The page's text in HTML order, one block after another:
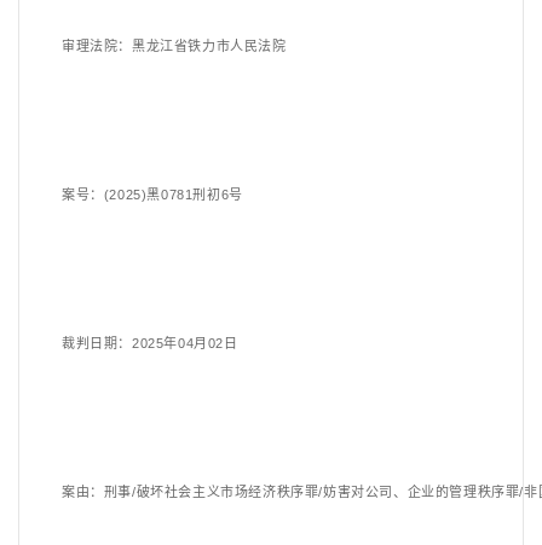
审理法院：黑龙江省铁力市人民法院
案号： (2025)黑0781刑初6号
裁判日期： 2025年04月 02 日
案由： 刑事/破坏社会主义市场经济秩序罪/妨害对公司、企业的管理秩序罪/